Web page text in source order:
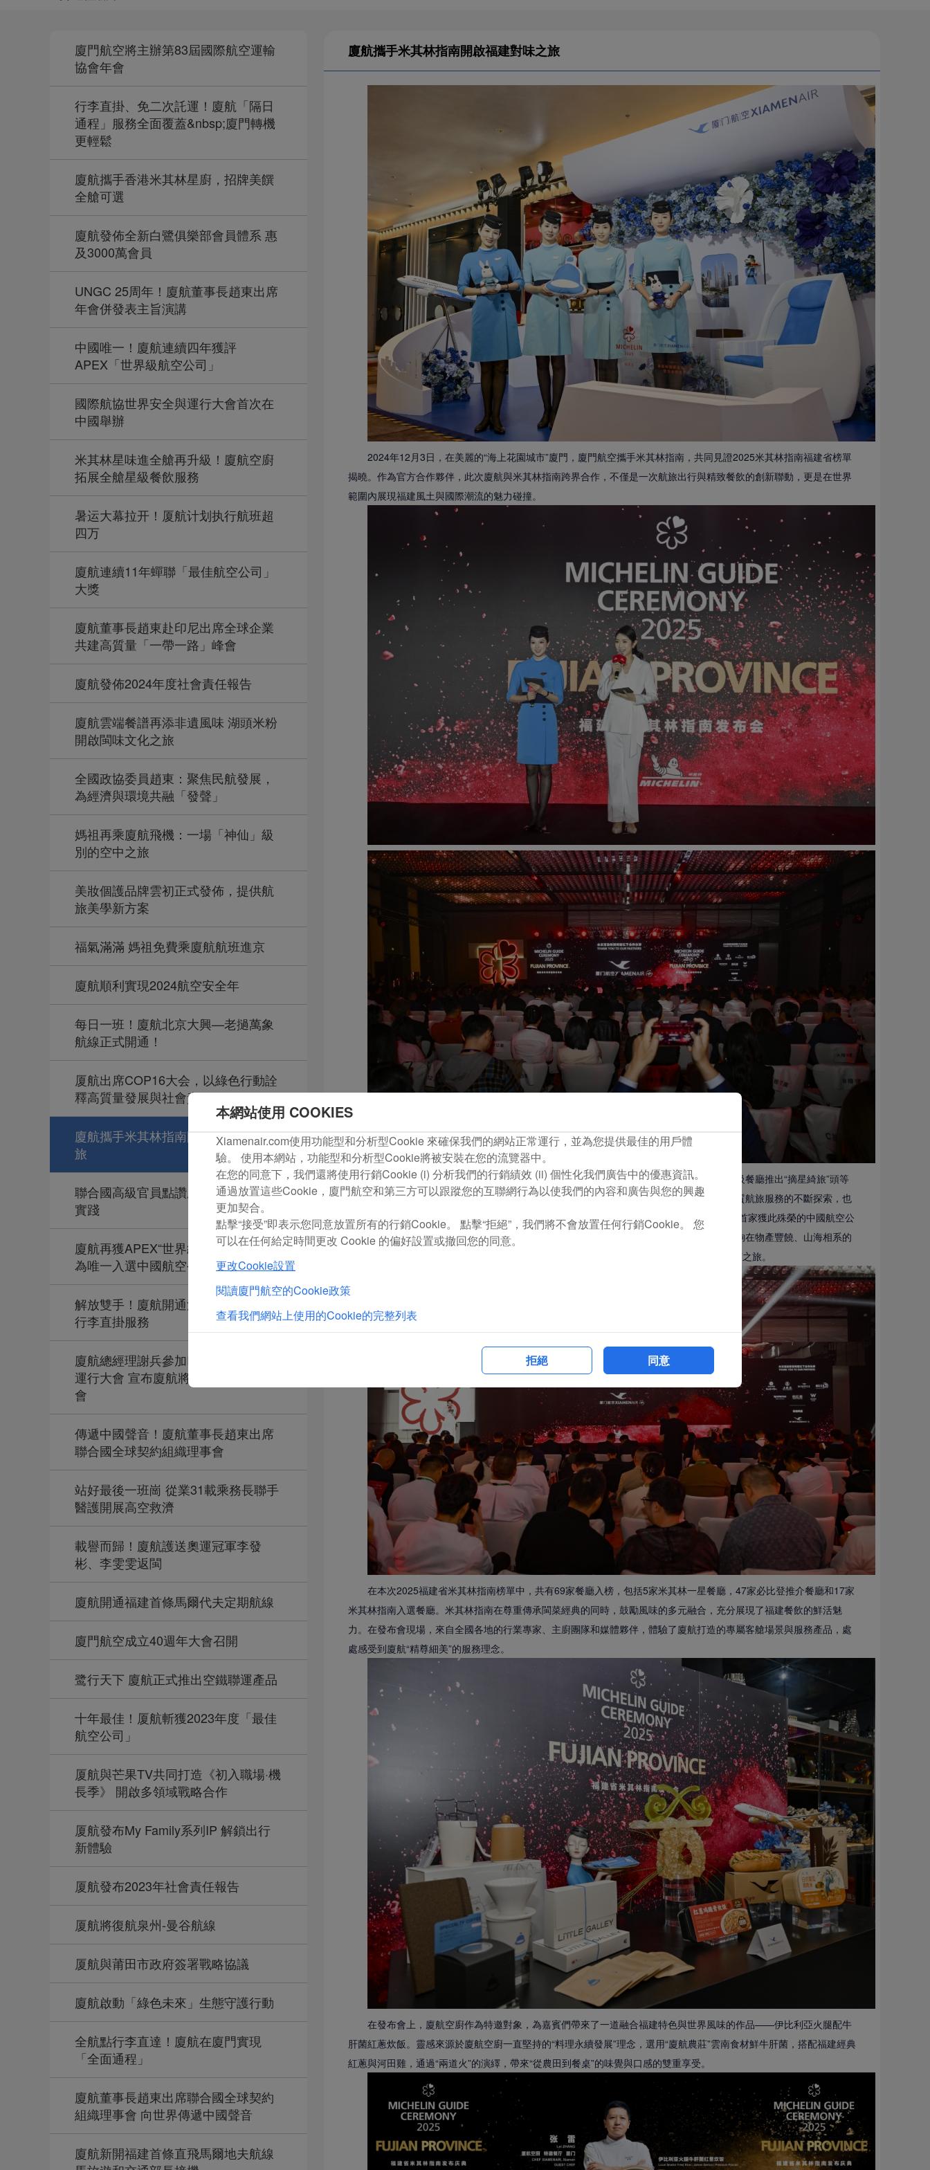
廈門航空將主辦第83屆國際航空運輸
協會年會
行李直掛、免二次託運！廈航「隔日
通程」服務全面覆蓋&nbsp;廈門轉機
更輕鬆
廈航攜手香港米其林星廚，招牌美饌
全艙可選
廈航發佈全新白鷺俱樂部會員體系 惠
及3000萬會員
UNGC 25周年！廈航董事長趙東出席
年會併發表主旨演講
中國唯一！廈航連續四年獲評
APEX「世界級航空公司」
國際航協世界安全與運行大會首次在
中國舉辦
米其林星味進全艙再升級！廈航空廚
拓展全艙星級餐飲服務
暑运大幕拉开！厦航计划执行航班超
四万
廈航連續11年蟬聯「最佳航空公司」
大獎
廈航董事長趙東赴印尼出席全球企業
共建高質量「一帶一路」峰會
廈航發佈2024年度社會責任報告
廈航雲端餐譜再添非遺風味 湖頭米粉
開啟閩味文化之旅
全國政協委員趙東：聚焦民航發展，
為經濟與環境共融「發聲」
媽祖再乘廈航飛機：一場「神仙」級
別的空中之旅
美妝個護品牌雲初正式發佈，提供航
旅美學新方案
福氣滿滿 媽祖免費乘廈航航班進京
廈航順利實現2024航空安全年
每日一班！廈航北京大興—老撾萬象
航線正式開通！
厦航出席COP16大会，以綠色行動詮
釋高質量發展與社會責任
廈航攜手米其林指南開啟福建對味之
旅
聯合國高級官員點讚廈航可持續發展
實踐
廈航再獲APEX“世界級航空公司”大獎
為唯一入選中國航空公司
解放雙手！廈航開通澳洲經廈門中轉
行李直掛服務
廈航總經理謝兵參加IATA世界安全與
運行大會 宣布廈航將承辦2025年度大
會
傳遞中國聲音！廈航董事長趙東出席
聯合國全球契約組織理事會
站好最後一班崗 從業31載乘務長聯手
醫護開展高空救濟
載譽而歸！廈航護送奧運冠軍李發
彬、李雯雯返閩
廈航開通福建首條馬爾代夫定期航線
廈門航空成立40週年大會召開
鹭行天下 廈航正式推出空鐵聯運產品
十年最佳！厦航斬獲2023年度「最佳
航空公司」
厦航與芒果TV共同打造《初入職場·機
長季》 開啟多領域戰略合作
厦航發布My Family系列IP 解鎖出行
新體驗
厦航發布2023年社會責任報告
厦航將復航泉州-曼谷航線
厦航與莆田市政府簽署戰略協議
廈航啟動「綠色未來」生態守護行動
全航點行李直達！廈航在廈門實現
「全面通程」
廈航董事長趙東出席聯合國全球契約
組織理事會 向世界傳遞中國聲音
廈航新開福建首條直飛馬爾地夫航線
廈航攜手米其林指南開啟福建對味之旅
2024年12月3日，在美麗的“海上花園城市”廈門，廈門航空攜手米其林指南，共同見證2025米其林指南福建省榜單
揭曉。作為官方合作夥伴，此次廈航與米其林指南跨界合作，不僅是一次航旅出行與精致餐飲的創新聯動，更是在世界
範圍內展現福建風土與國際潮流的魅力碰撞。
多年來，廈航在服務品質上不懈努力，曾先後與泰安門、遇外灘、谭卉等多家米其林星級餐廳推出“摘星綺旅”頭等
艙高端餐飲服務，成為國內首家將米其林三星餐廳菜單搬上萬米高空的航空公司。而對高品質航旅服務的不斷探索，也
助力廈航連續三年獲得世界著名航空服務測評機構APEX頒發的“世界級航空公司”大獎，成為首家獲此殊榮的中國航空公
司。此次廈航與米其林指南的聯袂，源於雙方在國際視野與品質追求上的高度契合，希望能夠在物產豐饒、山海相系的
八閩大地上，為美食愛好者帶來高標準的餐廳推薦權威榜單，開啟一段創意十足的“對味賞星”之旅。
在本次2025福建省米其林指南榜單中，共有69家餐廳入榜，包括5家米其林一星餐廳，47家必比登推介餐廳和17家
米其林指南入選餐廳。米其林指南在尊重傳承閩菜經典的同時，鼓勵風味的多元融合，充分展現了福建餐飲的鮮活魅
力。在發布會現場，來自全國各地的行業專家、主廚團隊和媒體夥伴，體驗了廈航打造的專屬客艙場景與服務產品，處
處感受到廈航“精尊細美”的服務理念。
在發布會上，廈航空廚作為特邀對象，為嘉賓們帶來了一道融合福建特色與世界風味的作品——伊比利亞火腿配牛
肝菌紅蔥炊飯。靈感來源於廈航空廚一直堅持的“料理永續發展”理念，選用“廈航農莊”雲南食材鮮牛肝菌，搭配福建經典
紅蔥與河田雞，通過“兩道火”的演繹，帶來“從農田到餐桌”的味覺與口感的雙重享受。
本網站使用 COOKIES
Xiamenair.com使用功能型和分析型Cookie 來確保我們的網站正常運行，並為您提供最佳的用戶體
驗。 使用本網站，功能型和分析型Cookie將被安裝在您的流覽器中。
在您的同意下，我們還將使用行銷Cookie (i) 分析我們的行銷績效 (ii) 個性化我們廣告中的優惠資訊。
通過放置這些Cookie，廈門航空和第三方可以跟蹤您的互聯網行為以使我們的內容和廣告與您的興趣
更加契合。
點擊“接受”即表示您同意放置所有的行銷Cookie。 點擊“拒絕”，我們將不會放置任何行銷Cookie。 您
可以在任何給定時間更改 Cookie 的偏好設置或撤回您的同意。
更改Cookie設置
閱讀廈門航空的Cookie政策
查看我們網站上使用的Cookie的完整列表
拒絕 同意